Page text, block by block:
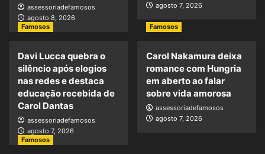
assessoriadefamosos
agosto 8, 2026
agosto 7, 2026
Famosos
Davi Lucca quebra o
silêncio após elogios
nas redes e destaca
educação recebida de
Carol Dantas
assessoriadefamosos
agosto 7, 2026
Famosos
Carol Nakamura deixa
romance com Hungria
em aberto ao falar
sobre vida amorosa
assessoriadefamosos
agosto 7, 2026
Famosos